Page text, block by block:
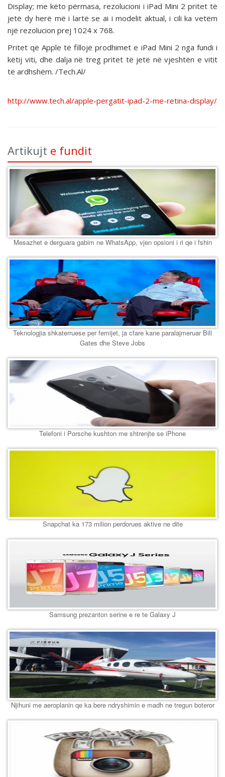
Display; me këto përmasa, rezolucioni i iPad Mini 2 pritet të
jetë dy herë më i lartë se ai i modelit aktual, i cili ka vetëm
një rezolucion prej 1024 x 768.
Pritet që Apple të fillojë prodhimet e iPad Mini 2 nga fundi i
këtij viti, dhe dalja në treg pritet të jetë në vjeshtën e vitit
të ardhshëm. /Tech.Al/
http://www.tech.al/apple-pergatit-ipad-2-me-retina-display/
Artikujt e fundit
Mesazhet e derguara gabim ne WhatsApp, vjen opsioni i ri qe i fshin
Teknologjia shkaterruese per femijet, ja cfare kane paralajmeruar Bill
Gates dhe Steve Jobs
Telefoni i Porsche kushton me shtrenjte se iPhone
Snapchat ka 173 milion perdorues aktive ne dite
Samsung prezanton serine e re te Galaxy J
Njihuni me aeroplanin qe ka bere ndryshimin e madh ne tregun boteror